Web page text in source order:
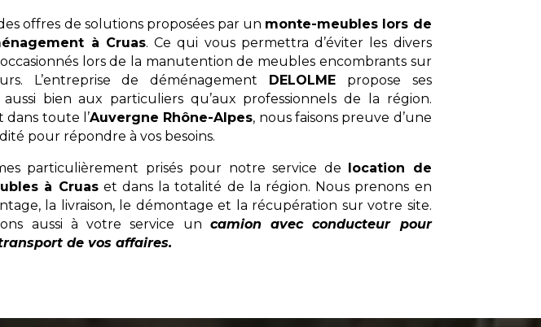
offres de solutions proposées par un monte-meubles lors de
à Cruas. Ce qui vous permettra d’éviter les divers
lors de la manutention de meubles encombrants sur
L’entreprise de déménagement DELOLME propose ses
aussi bien aux particuliers qu’aux professionnels de la région.
dans toute l’Auvergne Rhône-Alpes, nous faisons preuve d’une
pour répondre à vos besoins.
particulièrement prisés pour notre service de location de
à Cruaset dans la totalité de la région. Nous prenons en
la livraison, le démontage et la récupération sur votre site.
aussi à votre service un camion avec conducteur pour
de vos affaires.